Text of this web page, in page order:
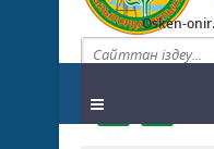
Osken-